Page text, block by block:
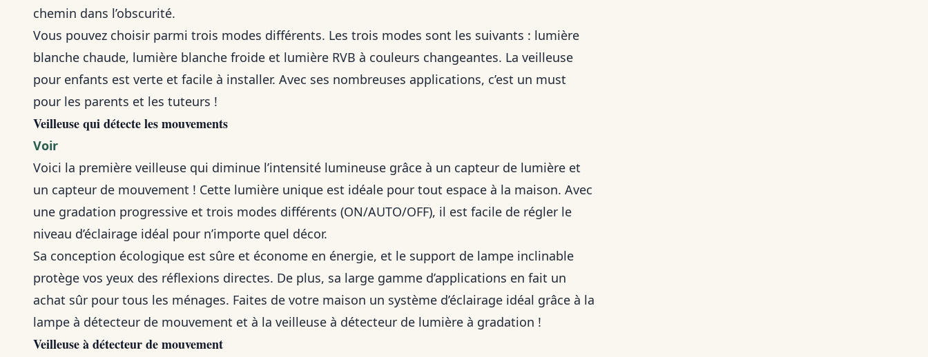
chemin dans l’obscurité.
Vous pouvez choisir parmi trois modes différents. Les trois modes sont les suivants : lumière
blanche chaude, lumière blanche froide et lumière RVB à couleurs changeantes. La veilleuse
pour enfants est verte et facile à installer. Avec ses nombreuses applications, c’est un must
pour les parents et les tuteurs !
Veilleuse qui détecte les mouvements
Voir
Voici la première veilleuse qui diminue l’intensité lumineuse grâce à un capteur de lumière et
un capteur de mouvement ! Cette lumière unique est idéale pour tout espace à la maison. Avec
une gradation progressive et trois modes différents (ON/AUTO/OFF), il est facile de régler le
niveau d’éclairage idéal pour n’importe quel décor.
Sa conception écologique est sûre et économe en énergie, et le support de lampe inclinable
protège vos yeux des réflexions directes. De plus, sa large gamme d’applications en fait un
achat sûr pour tous les ménages. Faites de votre maison un système d’éclairage idéal grâce à la
lampe à détecteur de mouvement et à la veilleuse à détecteur de lumière à gradation !
Veilleuse à détecteur de mouvement